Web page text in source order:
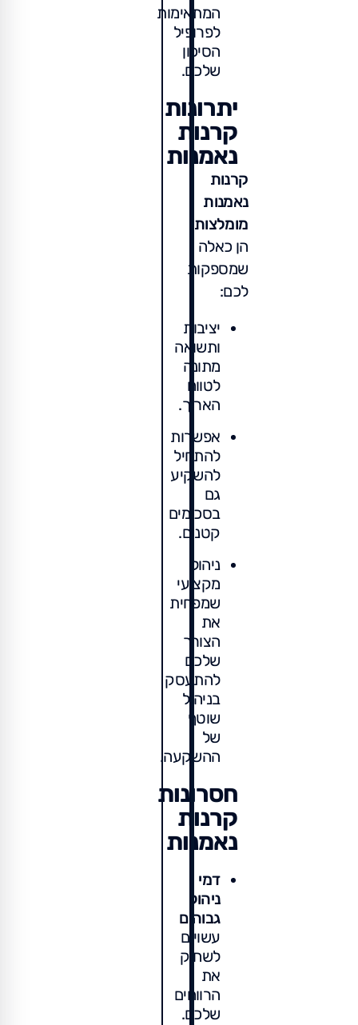
המתאימות
לפרופיל
הסיכון
שלכם.
יתרונות
קרנות
נאמנות
קרנות
נאמנות
מומלצות
הן כאלה
שמספקות
לכם:
יציבות
ותשואה
מתונה
לטווח
הארוך.
אפשרות
להתחיל
להשקיע
גם
בסכומים
קטנים.
ניהול
מקצועי
שמפחית
את
הצורך
שלכם
להתעסק
בניהול
שוטף
של
ההשקעה.
חסרונות
קרנות
נאמנות
דמי
ניהול
גבוהים
עשויים
לשחוק
את
הרווחים
שלכם.